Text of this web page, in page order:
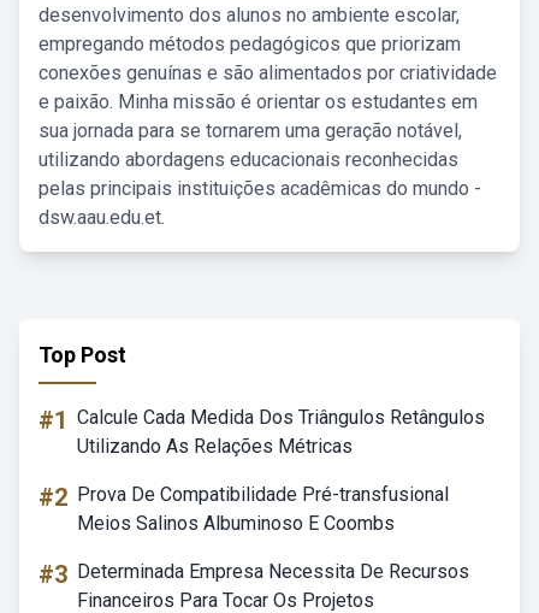
desenvolvimento dos alunos no ambiente escolar,
empregando métodos pedagógicos que priorizam
conexões genuínas e são alimentados por criatividade
e paixão. Minha missão é orientar os estudantes em
sua jornada para se tornarem uma geração notável,
utilizando abordagens educacionais reconhecidas
pelas principais instituições acadêmicas do mundo -
dsw.aau.edu.et.
Top Post
#1 Calcule Cada Medida Dos Triângulos Retângulos
Utilizando As Relações Métricas
#2 Prova De Compatibilidade Pré-transfusional
Meios Salinos Albuminoso E Coombs
#3 Determinada Empresa Necessita De Recursos
Financeiros Para Tocar Os Projetos